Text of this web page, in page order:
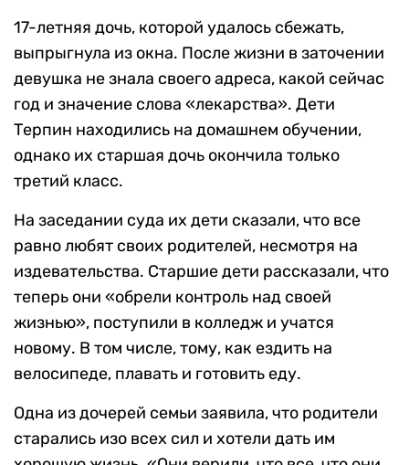
17-летняя дочь, которой удалось сбежать,
выпрыгнула из окна. После жизни в заточении
девушка не знала своего адреса, какой сейчас
год и значение слова «лекарства». Дети
Терпин находились на домашнем обучении,
однако их старшая дочь окончила только
третий класс.
На заседании суда их дети сказали, что все
равно любят своих родителей, несмотря на
издевательства. Старшие дети рассказали, что
теперь они «обрели контроль над своей
жизнью», поступили в колледж и учатся
новому. В том числе, тому, как ездить на
велосипеде, плавать и готовить еду.
Одна из дочерей семьи заявила, что родители
старались изо всех сил и хотели дать им